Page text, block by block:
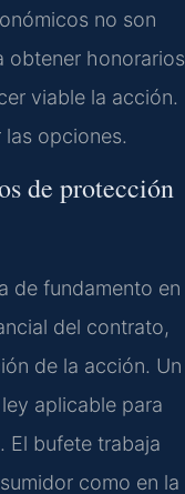
no son
obtener honorarios
viable la acción.
opciones.
de protección
de fundamento en
del contrato,
de la acción. Un
aplicable para
El bufete trabaja
como en la